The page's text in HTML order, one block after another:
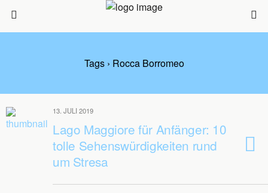
Tags › Rocca Borromeo
13. JULI 2019
Lago Maggiore für Anfänger: 10
tolle Sehenswürdigkeiten rund
um Stresa